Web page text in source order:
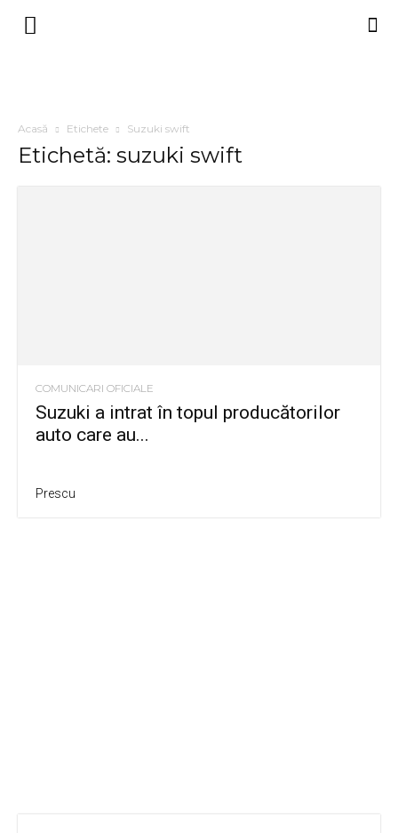
Acasă Etichete Suzuki swift
Etichetă: suzuki swift
COMUNICARI OFICIALE
Suzuki a intrat în topul producătorilor
auto care au...
Prescu